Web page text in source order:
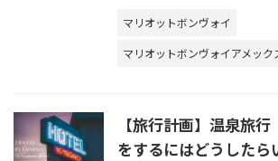
マリオットボンヴォイ
マリオットボンヴォイアメック
【旅行計画】温泉旅
をするにはどうしたら